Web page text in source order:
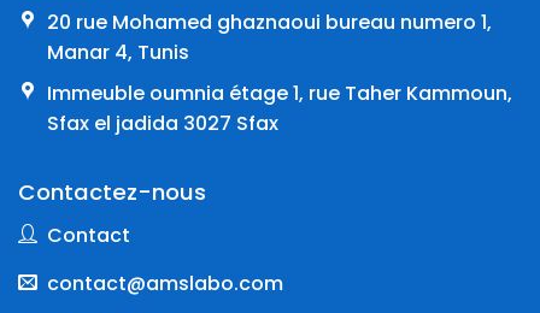
20 rue Mohamed ghaznaoui bureau numero 1,
Manar 4, Tunis
Immeuble oumnia étage 1, rue Taher Kammoun,
Sfax el jadida 3027 Sfax
Contactez-nous
Contact
contact@amslabo.com